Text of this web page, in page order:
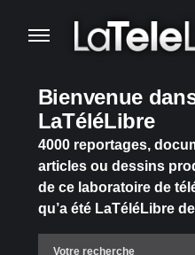
Bienvenue
LaTéléLibre
4000 reportages,
articles ou dessins
de ce laboratoire de
qu’a été LaTéléLibre